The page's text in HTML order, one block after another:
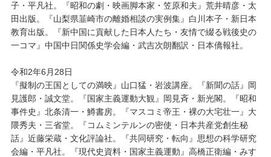
子・平凡社。『昭和の劇・映画脚本家・笠原和夫』荒井晴彦・太
田出版。『山梨県韮崎市の離婚相談の実例集』白川本子・新日本
教育出版。『新中国に貢献した日本人たち・友情で綴る戦後史の
一コマ』中国中日関係史学会編・武吉次朗翻訳・日本僑報社。
令和2年6月28日
『擬制の王国としての満映』山口猛・岩波講座。『新聞の話』岡
見護郎・誠文堂。『国家主義運動大観』岡見斉・新光閣。『昭和
事件史』北条清一・鱒書房。『マスコミ帝王・裸の大宅壮一』大
隈秀夫・三省堂。『コムミンテルンの密使・日本共産党創生秘
話』近藤栄蔵・文化評論社。『共同研究・転向』思想の科学研究
会編・平凡社。『現代史資料・国家主義運動』高橋正衛編・みす